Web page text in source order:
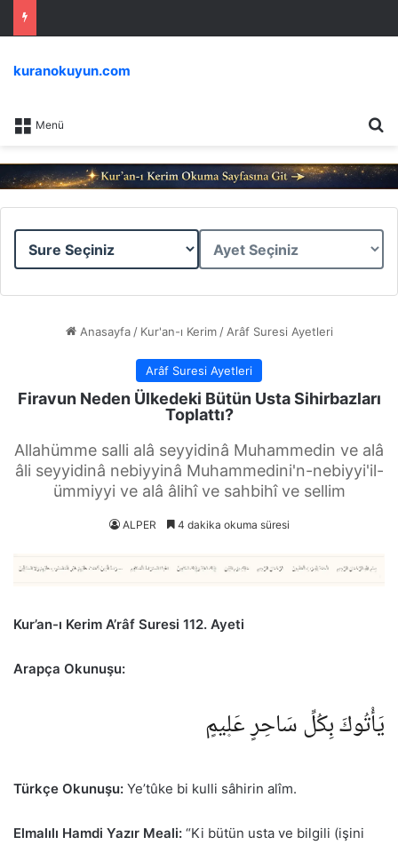
Menü
kuranokuyun.com
Sure
Ayet
Anasayfa / Kur'an-ı Kerim / Arâf Suresi Ayetleri
Arâf Suresi Ayetleri
Firavun Neden Ülkedeki Bütün Usta Sihirbazları
Toplattı?
Allahümme salli alâ seyyidinâ Muhammedin ve alâ
âli seyyidinâ nebiyyinâ Muhammedini'n-nebiyyi'il-
ümmiyyi ve alâ âlihî ve sahbihî ve sellim
ALPER 4 dakika okuma süresi
Kur’an-ı Kerim A’râf Suresi 112. Ayeti
Arapça Okunuşu:
يَأْتُوكَ بِكُلِّ سَاحِرٍ عَل۪يمٍ
Türkçe Okunuşu: Ye’tûke bi kulli sâhirin alîm.
Elmalılı Hamdi Yazır Meali: “Ki bütün usta ve bilgili (işini